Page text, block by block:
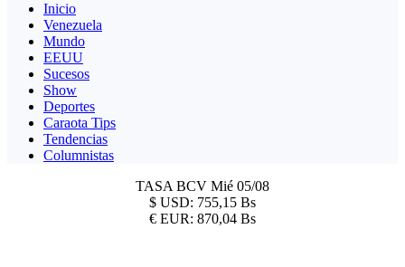
Inicio
Venezuela
Mundo
EEUU
Sucesos
Show
Deportes
Caraota Tips
Tendencias
Columnistas
TASA BCV Mié 05/08
$ USD: 755,15 Bs
€ EUR: 870,04 Bs